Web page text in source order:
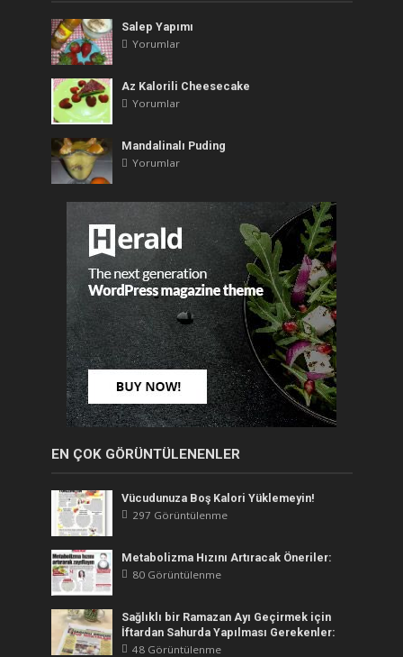
Salep Yapımı
Yorumlar
Az Kalorili Cheesecake
Yorumlar
Mandalinalı Puding
Yorumlar
EN ÇOK GÖRÜNTÜLENENLER
Vücudunuza Boş Kalori Yüklemeyin!
297 Görüntülenme
Metabolizma Hızını Artıracak Öneriler:
80 Görüntülenme
Sağlıklı bir Ramazan Ayı Geçirmek için
İftardan Sahurda Yapılması Gerekenler:
48 Görüntülenme